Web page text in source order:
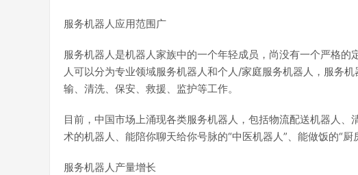
服务机器人应用范围广
服务机器人是机器人家族中的一个年轻成员，尚没有一个严格
人可以分为专业领域服务机器人和个人/家庭服务机器人，服务
输、清洗、保安、救援、监护等工作。
目前，中国市场上涌现各类服务机器人，包括物流配送机器人
术的机器人、能陪你聊天给你号脉的“中医机器人”、能做饭的“厨
服务机器人产量增长